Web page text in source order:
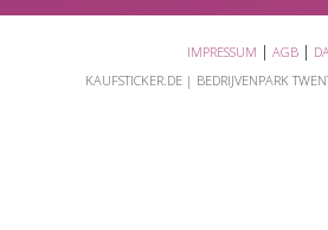
IMPRESSUM | AGB |
KAUFSTICKER.DE | BEDRIJVENPARK